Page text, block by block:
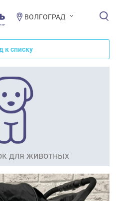
ВОЛГОГРАД
к списку
для животных